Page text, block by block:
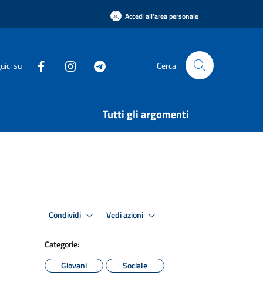
Accedi all'area personale
su Cerca
Tutti gli argomenti
Condividi Vedi azioni
Categorie:
Giovani
Sociale